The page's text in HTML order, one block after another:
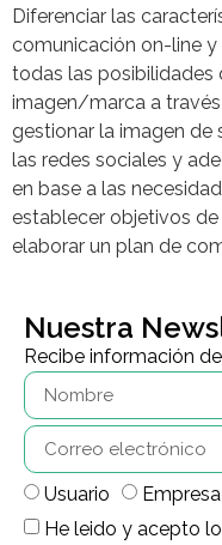
Diferenciar las
comunicación on-line
todas las posibilidades
imagen/marca a
gestionar la imagen de
las redes sociales y
en base a las
establecer objetivos
elaborar un plan de
Nuestra
Recibe información
Usuario
Empresa
He leido y acepto